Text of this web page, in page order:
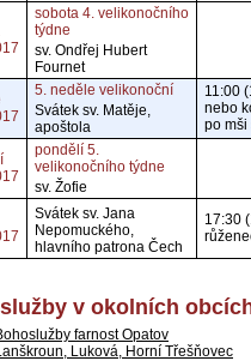
sobota 4. velikonočního
týdne
sv. Ondřej Hubert
Fournet
5. neděle velikonoční
Svátek sv. Matěje,
apoštola
11:00
nebo
po mši
pondělí 5.
velikonočního týdne
sv. Žofie
Svátek sv. Jana
Nepomuckého,
hlavního patrona Čech
17:30
v okolních
farnost Opatov
Luková, Horní Třešňovec